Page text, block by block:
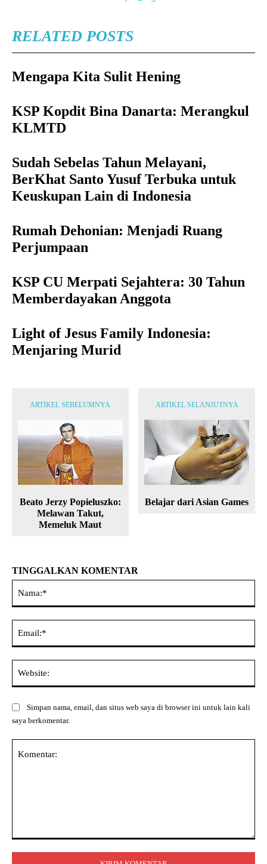
RELATED POSTS
Mengapa Kita Sulit Hening
KSP Kopdit Bina Danarta: Merangkul
KLMTD
Sudah Sebelas Tahun Melayani,
BerKhat Santo Yusuf Terbuka untuk
Keuskupan Lain di Indonesia
Rumah Dehonian: Menjadi Ruang
Perjumpaan
KSP CU Merpati Sejahtera: 30 Tahun
Memberdayakan Anggota
Light of Jesus Family Indonesia:
Menjaring Murid
ARTIKEL SEBELUMNYA
Beato Jerzy Popieluszko:
Melawan Takut,
Memeluk Maut
ARTIKEL SELANJUTNYA
Belajar dari Asian Games
TINGGALKAN KOMENTAR
Simpan nama, email, dan situs web saya di browser ini untuk lain kali
saya berkomentar.